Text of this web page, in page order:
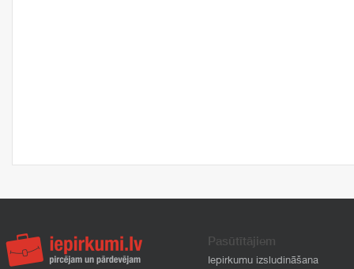
Pasūtītājiem
Iepirkumu izsludināšana